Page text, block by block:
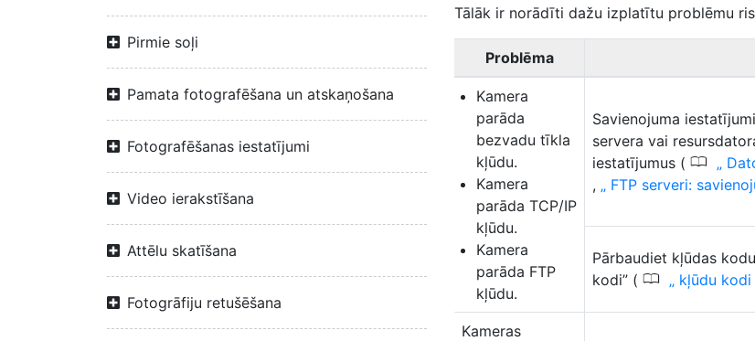
Pirmie soļi
Pamata fotografēšana un atskaņošana
Fotografēšanas iestatījumi
Video ierakstīšana
Attēlu skatīšana
Fotogrāfiju retušēšana
Tālāk ir norādīti dažu izplatītu problēmu
Problēma
Kamera
parāda
bezvadu tīkla
kļūdu.
Kamera
parāda TCP/IP
kļūdu.
Kamera
parāda FTP
kļūdu.
Savienojuma
servera vai
iestatījumus ( 0
,
FTP serveri:
Pārbaudiet kļūdas
kodi” ( 0 kļūdu kodi
Kameras